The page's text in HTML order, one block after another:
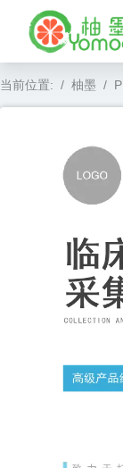
当前位置: / 柚墨 /